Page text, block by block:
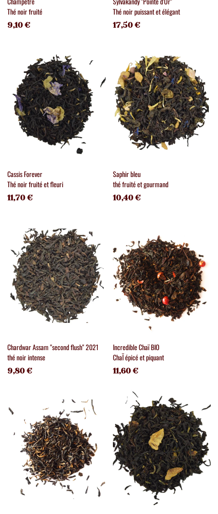
Thé noir fruité
9,10 €
Thé noir puissant et élégant
17,50 €
Cassis Forever
Thé noir fruité et fleuri
11,70 €
Saphir bleu
thé fruité et gourmand
10,40 €
Chardwar Assam "second flush" 2021
thé noir intense
9,80 €
Incredible Chaï BIO
ChaÏ épicé et piquant
11,60 €